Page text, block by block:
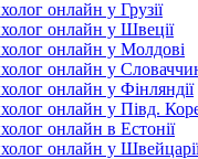
онлайн у Грузії
онлайн у Швеції
онлайн у Молдові
онлайн у
онлайн у Фінляндії
онлайн у Півд.
онлайн в Естонії
онлайн у